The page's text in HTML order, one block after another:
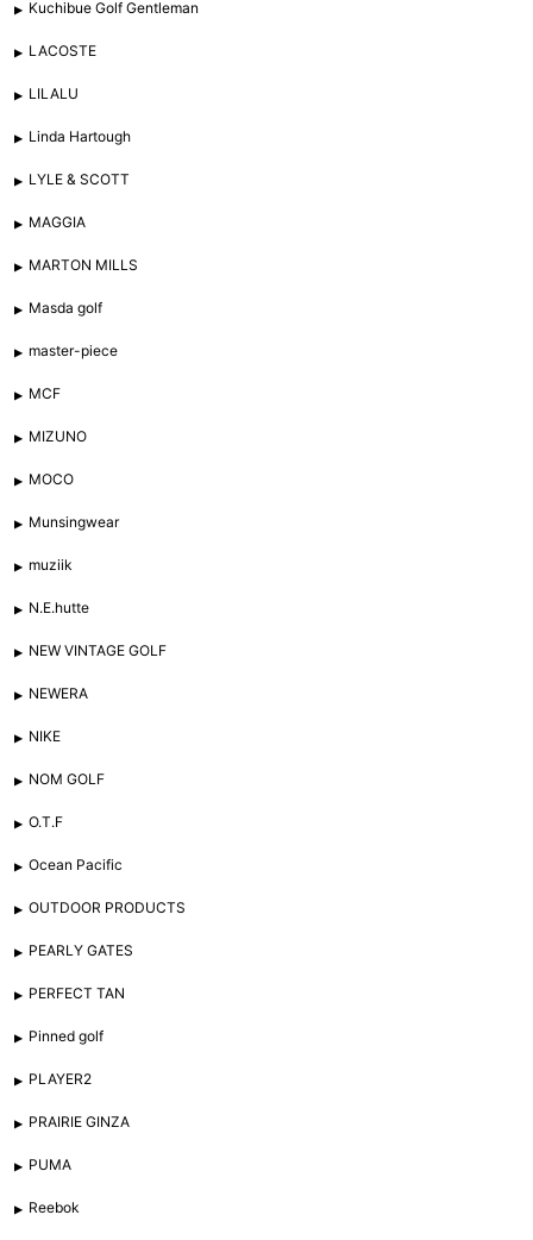
Kuchibue Golf Gentleman
LACOSTE
LILALU
Linda Hartough
LYLE & SCOTT
MAGGIA
MARTON MILLS
Masda golf
master-piece
MCF
MIZUNO
MOCO
Munsingwear
muziik
N.E.hutte
NEW VINTAGE GOLF
NEWERA
NIKE
NOM GOLF
O.T.F
Ocean Pacific
OUTDOOR PRODUCTS
PEARLY GATES
PERFECT TAN
Pinned golf
PLAYER2
PRAIRIE GINZA
PUMA
Reebok